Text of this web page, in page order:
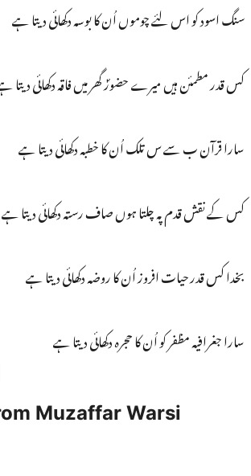
سنگ اسود کو اس لئے چوموں اُن کا بوسہ دکھائی دیتا ہے
کس قدر مطمئن ہیں میرے حضورؐ گھر میں فاقہ دکھائی دیتا
سارا قرآن ب سے س تلک اُن کا خطبہ دکھائی دیتا ہے
کس کے نقش قدم پہ چلتا ہوں صاف رستہ دکھائی دیتا ہے
بخدا کس قدر حیات افروز اُن کا روضہ دکھائی دیتا ہے
سارا جغرافیہ مظفر کو اُن کا حجرہ دکھائی دیتا ہے
Muzaffar Warsi